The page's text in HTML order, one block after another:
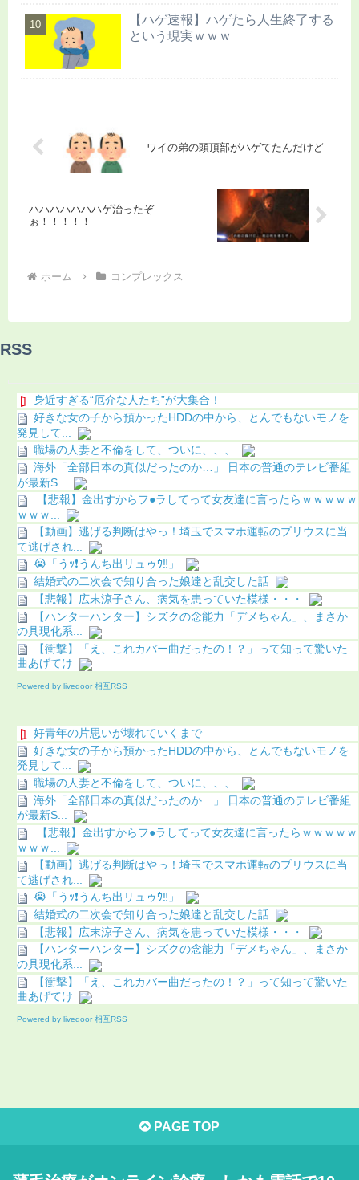
【ハゲ速報】ハゲたら人生終了する
という現実ｗｗｗ
ワイの弟の頭頂部がハゲてたんだけど
ハハハハハハハゲ治ったぞ
ぉ！！！！！
ホーム コンプレックス
RSS
身近すぎる“厄介な人たち”が大集合！
好きな女の子から預かったHDDの中から、とんでもないモノを
発見して...
職場の人妻と不倫をして、ついに、、、
海外「全部日本の真似だったのか…」 日本の普通のテレビ番組
が最新S...
【悲報】金出すからフ●ラしてって女友達に言ったらｗｗｗｗｗ
ｗｗｗ...
【動画】逃げる判断はやっ！埼玉でスマホ運転のプリウスに当
て逃げされ...
😭「うｯ❗️うんち出リュゥｳ‼️」
結婚式の二次会で知り合った娘達と乱交した話
【悲報】広末涼子さん、病気を患っていた模様・・・
【ハンターハンター】シズクの念能力「デメちゃん」、まさか
の具現化系...
【衝撃】「え、これカバー曲だったの！？」って知って驚いた
曲あげてけ
Powered by livedoor 相互RSS
好青年の片思いが壊れていくまで
好きな女の子から預かったHDDの中から、とんでもないモノを
発見して...
職場の人妻と不倫をして、ついに、、、
海外「全部日本の真似だったのか…」 日本の普通のテレビ番組
が最新S...
【悲報】金出すからフ●ラしてって女友達に言ったらｗｗｗｗｗ
ｗｗｗ...
【動画】逃げる判断はやっ！埼玉でスマホ運転のプリウスに当
て逃げされ...
😭「うｯ❗️うんち出リュゥｳ‼️」
結婚式の二次会で知り合った娘達と乱交した話
【悲報】広末涼子さん、病気を患っていた模様・・・
【ハンターハンター】シズクの念能力「デメちゃん」、まさか
の具現化系...
【衝撃】「え、これカバー曲だったの！？」って知って驚いた
曲あげてけ
Powered by livedoor 相互RSS
PAGE TOP